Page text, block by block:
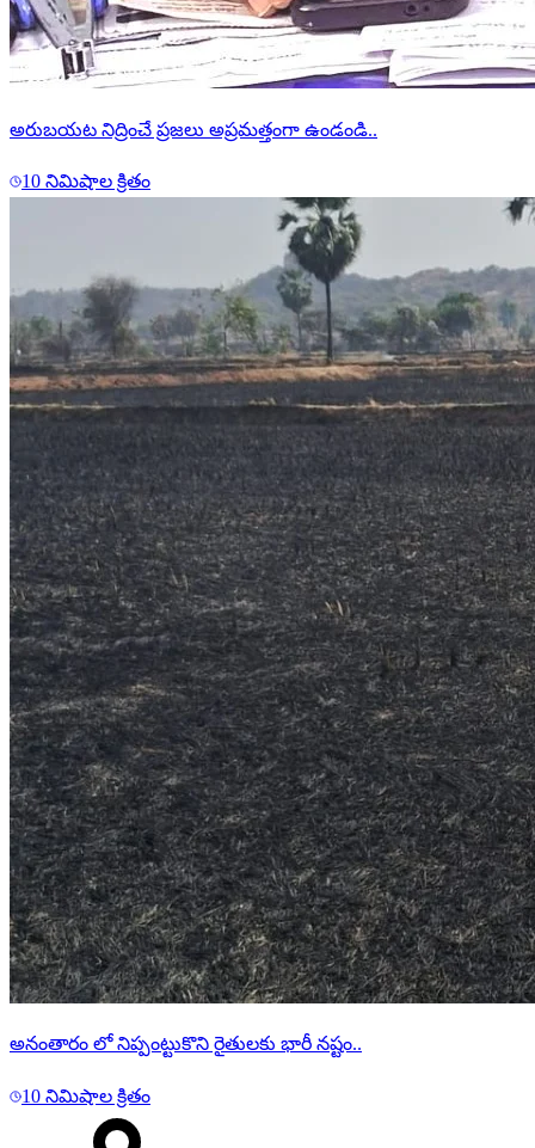
అరుబయట నిద్రించే ప్రజలు అప్రమత్తంగా ఉండండి..
10 నిమిషాల క్రితం
అనంతారం లో నిప్పంట్టుకొని రైతులకు భారీ నష్టం..
10 నిమిషాల క్రితం